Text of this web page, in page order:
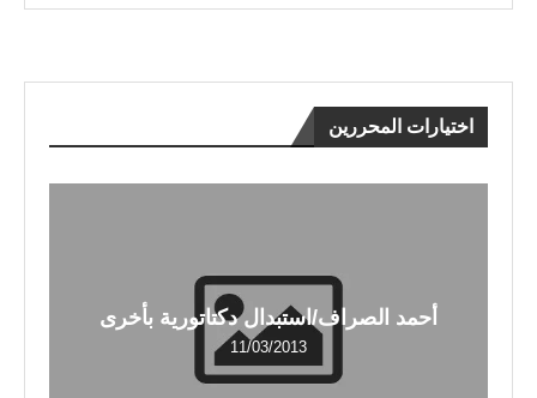
اختيارات المحررين
أحمد الصراف/استبدال دكتاتورية بأخرى
11/03/2013